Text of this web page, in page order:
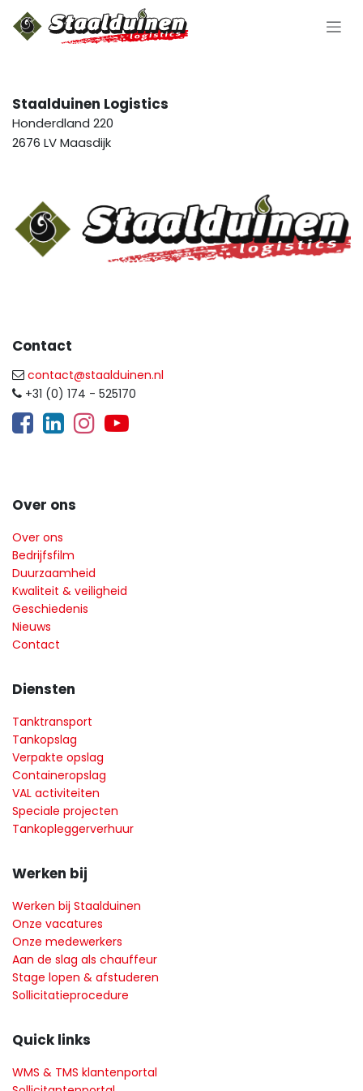
Overslaan naar inhoud
Staalduinen Logistics
Honderdland 220
2676 LV Maasdijk
Contact
contact@staalduinen.nl
+31 (0) 174 - 525170
Over ons
Over ons
Bedrijfsfilm
Duurzaamheid
Kwaliteit & veiligheid
Geschiedenis
Nieuws
Contact
Diensten
Tanktransport
Tankopslag
Verpakte opslag
Containeropslag
VAL activiteiten
Speciale projecten
Tankopleggerverhuur
Werken bij
Werken bij Staalduinen
Onze vacatures
Onze medewerkers
Aan de slag als chauffeur
Stage lopen & afstuderen
Sollicitatieprocedure
Quick links
WMS & TMS klantenportal